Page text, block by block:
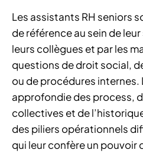
Les assistants RH seniors
de référence au sein de
leurs collègues et par les
questions de droit social,
ou de procédures internes.
approfondie des process,
collectives et de
des piliers opérationnels
qui leur confère un pouvoir